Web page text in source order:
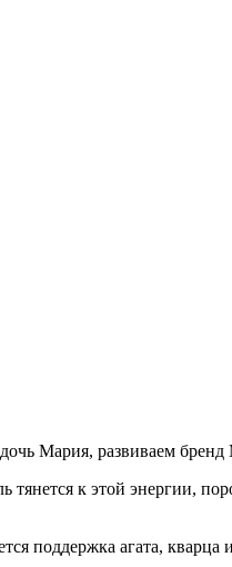
Мария, развиваем бренд
к этой энергии,
поддержка агата, кварца